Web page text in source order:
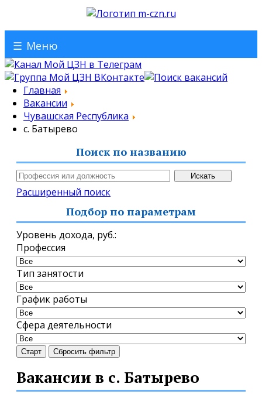
☰ Меню
Главная
Вакансии
Чувашская Республика
с. Батырево
Поиск по названию
Расширенный поиск
Подбор по параметрам
Уровень дохода, руб.:
Профессия
Тип занятости
График работы
Сфера деятельности
Старт Сбросить фильтр
Вакансии в с. Батырево